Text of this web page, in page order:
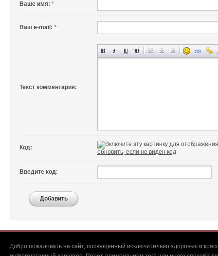
Ваше имя: *
Ваш e-mail: *
Текст комментария:
Код:
обновить, если не виден код
Введите код:
Добавить
Добро пожаловать на сайт, посвященный исключительно здоровью и